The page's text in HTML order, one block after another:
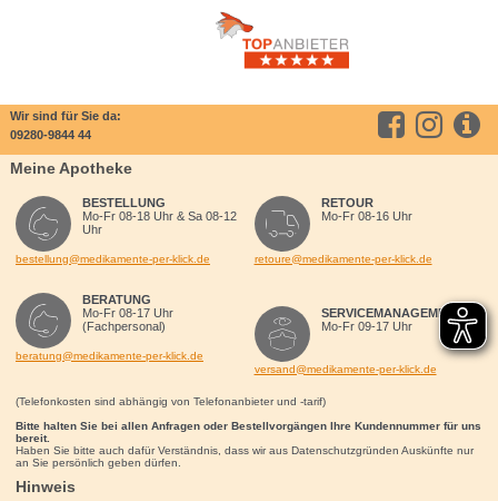
Wir sind für Sie da:
09280-9844 44
Meine Apotheke
BESTELLUNG
Mo-Fr 08-18 Uhr & Sa 08-12
Uhr
bestellung@medikamente-per-klick.de
BERATUNG
Mo-Fr 08-17 Uhr
(Fachpersonal)
beratung@medikamente-per-klick.de
RETOUR
Mo-Fr 08-16 Uhr
retoure@medikamente-per-klick.de
SERVICEMANAGEMENT
Mo-Fr 09-17 Uhr
versand@medikamente-per-klick.de
(Telefonkosten sind abhängig von Telefonanbieter und -tarif)
Bitte halten Sie bei allen Anfragen oder Bestellvorgängen Ihre Kundennummer für uns
bereit.
Haben Sie bitte auch dafür Verständnis, dass wir aus Datenschutzgründen Auskünfte nur
an Sie persönlich geben dürfen.
Hinweis